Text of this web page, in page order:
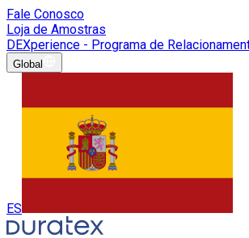
Fale Conosco
Loja de Amostras
DEXperience - Programa de
Global
ES